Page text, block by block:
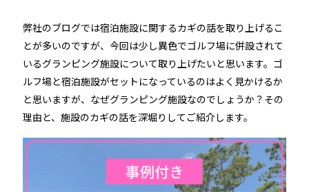
弊社のブログでは宿泊施設に関するカギの話を取り上げるこ
とが多いのですが、今回は少し異色でゴルフ場に併設されて
いるグランピング施設について取り上げたいと思います。ゴ
ルフ場と宿泊施設がセットになっているのはよく見かけるか
と思いますが、なぜグランピング施設なのでしょうか？その
理由と、施設のカギの話を深堀りしてご紹介します。
ご質問
寄せられた
介します
機能
RemoteLOCKって何が
できるの？をご紹介します
詳しくみる
利
業種別の活用
お客様の声